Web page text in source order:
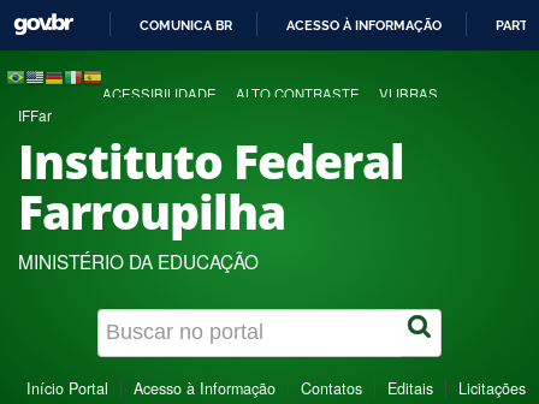
COMUNICA BR ACESSO À INFORMAÇÃO
ACESSIBILIDADE ALTO CONTRASTE VLIBRAS
IFFar
Instituto Federal
Farroupilha
MINISTÉRIO DA EDUCAÇÃO
Início Portal Acesso à Informação Contatos Editais Licitações